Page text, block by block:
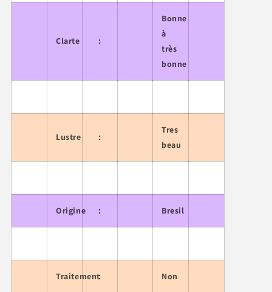
Clarte :
Bonne
à
très
bonne
Lustre :
Tres
beau
Origine : Bresil
Traitement: Non